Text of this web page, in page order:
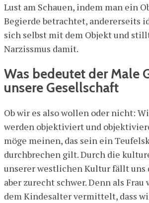
Lust am Schauen, indem man ein
Begierde betrachtet, andererseits
sich selbst mit dem Objekt und
Narzissmus damit.
Was bedeutet der Male
unsere Gesellschaft
Ob wir es also wollen oder nicht:
werden objektiviert und
möge meinen, das sein ein
durchbrechen gilt. Durch die
unserer westlichen Kultur fällt uns
aber zurecht schwer. Denn als Frau
dem Kindesalter vermittelt, dass